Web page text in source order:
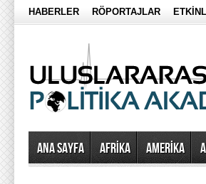
HABERLER RÖPORTAJLAR
Ana Sayfa AFRİKA AMERİKA